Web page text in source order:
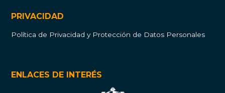
PRIVACIDAD
Política de Privacidad y Protección de Datos Personales
ENLACES DE INTERÉS